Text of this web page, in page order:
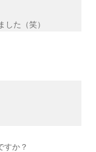
た（笑）
すか？